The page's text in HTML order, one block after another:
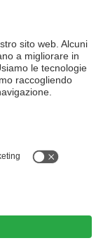
garantiamo la
Per
chiedendo
cookie individuali